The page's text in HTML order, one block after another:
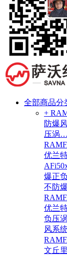
全部商品分
+
防爆
压涡…
优兰
爆正
不防
优兰
负压
风系
文丘